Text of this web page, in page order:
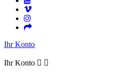
Ihr Konto
Ihr Konto  